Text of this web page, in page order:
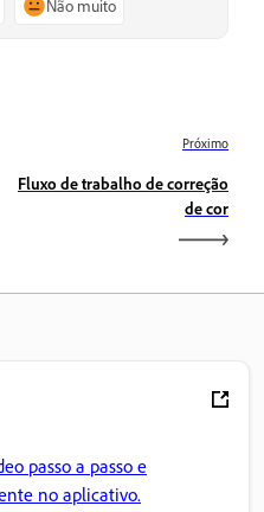
Não muito
Próximo
Fluxo de trabalho de correção
de cor
passo a passo e
no aplicativo.